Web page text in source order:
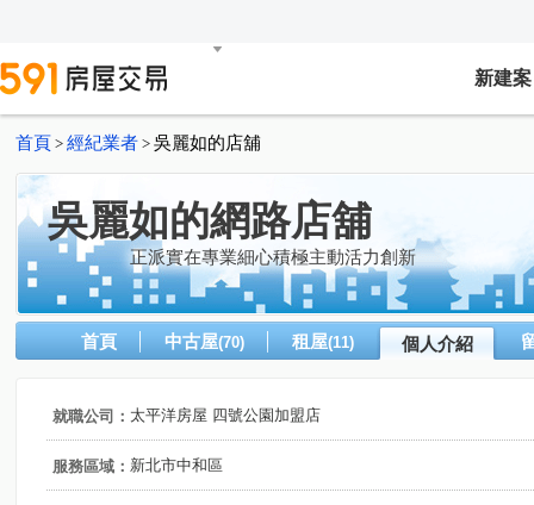
新建案
首頁 > 經紀業者 > 吳麗如的店舖
吳麗如的網路店舖
正派實在專業細心積極主動活力創新
首頁 中古屋(70) 租屋(11) 個人介紹
就職公司： 太平洋房屋 四號公園加盟店
服務區域： 新北市中和區